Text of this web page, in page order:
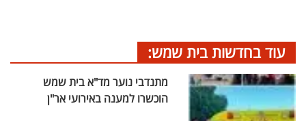
עוד בחדשות בית שמש:
מתנדבי נוער מד"א בית שמש
הוכשרו למענה באירועי אר"ן